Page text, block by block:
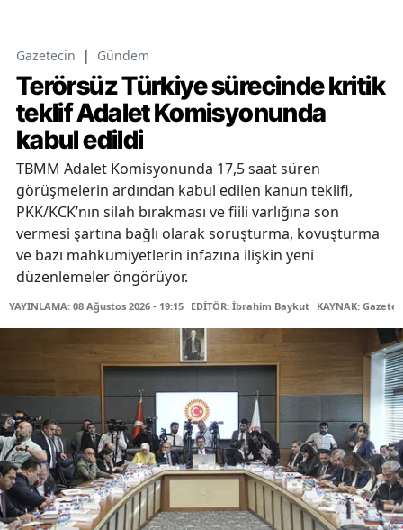
Gazetecin | Gündem
Terörsüz Türkiye sürecinde kritik
teklif Adalet Komisyonunda
kabul edildi
TBMM Adalet Komisyonunda 17,5 saat süren
görüşmelerin ardından kabul edilen kanun teklifi,
PKK/KCK’nın silah bırakması ve fiili varlığına son
vermesi şartına bağlı olarak soruşturma, kovuşturma
ve bazı mahkumiyetlerin infazına ilişkin yeni
düzenlemeler öngörüyor.
YAYINLAMA: 08 Ağustos 2026 - 19:15 EDİTÖR: İbrahim Baykut KAYNAK: